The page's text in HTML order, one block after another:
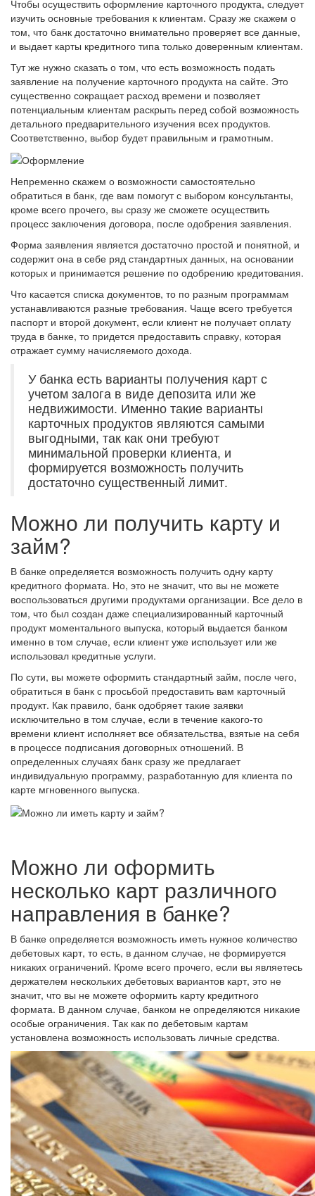
Чтобы осуществить оформление карточного продукта, следует
изучить основные требования к клиентам. Сразу же скажем о
том, что банк достаточно внимательно проверяет все данные,
и выдает карты кредитного типа только доверенным клиентам.
Тут же нужно сказать о том, что есть возможность подать
заявление на получение карточного продукта на сайте. Это
существенно сокращает расход времени и позволяет
потенциальным клиентам раскрыть перед собой возможность
детального предварительного изучения всех продуктов.
Соответственно, выбор будет правильным и грамотным.
Непременно скажем о возможности самостоятельно
обратиться в банк, где вам помогут с выбором консультанты,
кроме всего прочего, вы сразу же сможете осуществить
процесс заключения договора, после одобрения заявления.
Форма заявления является достаточно простой и понятной, и
содержит она в себе ряд стандартных данных, на основании
которых и принимается решение по одобрению кредитования.
Что касается списка документов, то по разным программам
устанавливаются разные требования. Чаще всего требуется
паспорт и второй документ, если клиент не получает оплату
труда в банке, то придется предоставить справку, которая
отражает сумму начисляемого дохода.
У банка есть варианты получения карт с
учетом залога в виде депозита или же
недвижимости. Именно такие варианты
карточных продуктов являются самыми
выгодными, так как они требуют
минимальной проверки клиента, и
формируется возможность получить
достаточно существенный лимит.
Можно ли получить карту и
займ?
В банке определяется возможность получить одну карту
кредитного формата. Но, это не значит, что вы не можете
воспользоваться другими продуктами организации. Все дело в
том, что был создан даже специализированный карточный
продукт моментального выпуска, который выдается банком
именно в том случае, если клиент уже использует или же
использовал кредитные услуги.
По сути, вы можете оформить стандартный займ, после чего,
обратиться в банк с просьбой предоставить вам карточный
продукт. Как правило, банк одобряет такие заявки
исключительно в том случае, если в течение какого-то
времени клиент исполняет все обязательства, взятые на себя
в процессе подписания договорных отношений. В
определенных случаях банк сразу же предлагает
индивидуальную программу, разработанную для клиента по
карте мгновенного выпуска.
Можно ли оформить
несколько карт различного
направления в банке?
В банке определяется возможность иметь нужное количество
дебетовых карт, то есть, в данном случае, не формируется
никаких ограничений. Кроме всего прочего, если вы являетесь
держателем нескольких дебетовых вариантов карт, это не
значит, что вы не можете оформить карту кредитного
формата. В данном случае, банком не определяются никакие
особые ограничения. Так как по дебетовым картам
установлена возможность использовать личные средства.